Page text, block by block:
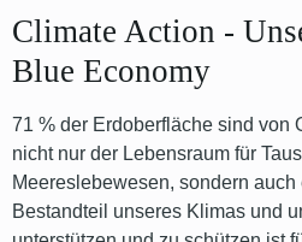
Climate Action -
Blue Economy
71 % der Erdoberfläche sind von
nicht nur der Lebensraum für
Meereslebewesen, sondern
Bestandteil unseres Klimas und